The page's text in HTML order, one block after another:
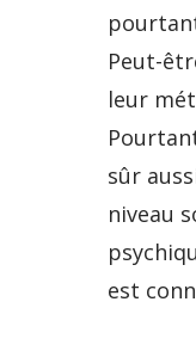
Peut-
leur
sûr
niveau
est